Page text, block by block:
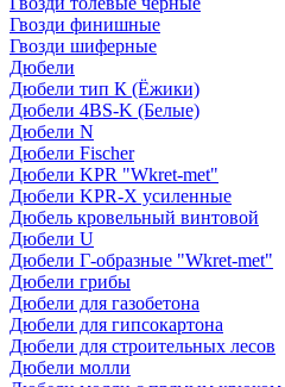
Гвозди финишные
Гвозди шиферные
Дюбели
Дюбели тип К (Ёжики)
Дюбели 4BS-K (Белые)
Дюбели N
Дюбели Fischer
Дюбели KPR "Wkret-met"
Дюбели KPR-Х усиленные
Дюбель кровельный винтовой
Дюбели U
Дюбели Г-образные "Wkret-met"
Дюбели грибы
Дюбели для газобетона
Дюбели для гипсокартона
Дюбели для строительных лесов
Дюбели молли